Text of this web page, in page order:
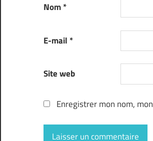
Nom*
E-mail *
Site web
Enregistrer mon nom,